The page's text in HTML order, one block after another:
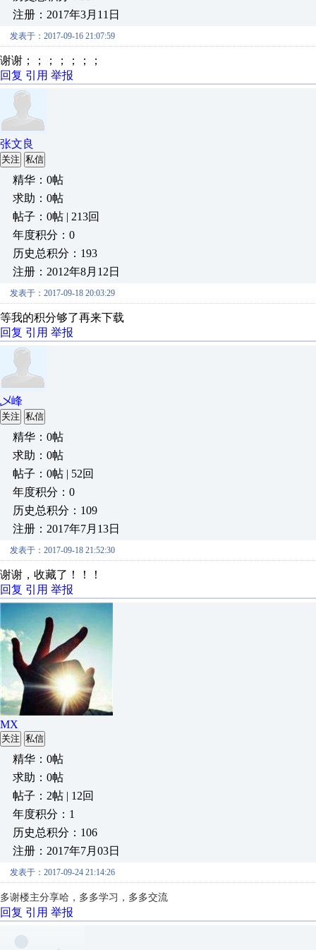
注册：2017年3月11日
发表于：2017-09-16 21:07:59
谢谢；；；；；；；
回复 引用 举报
张文良
关注 私信
精华：0帖
求助：0帖
帖子：0帖 | 213回
年度积分：0
历史总积分：193
注册：2012年8月12日
发表于：2017-09-18 20:03:29
等我的积分够了再来下载
回复 引用 举报
乄峰
关注 私信
精华：0帖
求助：0帖
帖子：0帖 | 52回
年度积分：0
历史总积分：109
注册：2017年7月13日
发表于：2017-09-18 21:52:30
谢谢，收藏了！！！
回复 引用 举报
MX
关注 私信
精华：0帖
求助：0帖
帖子：2帖 | 12回
年度积分：1
历史总积分：106
注册：2017年7月03日
发表于：2017-09-24 21:14:26
多谢楼主分享哈，多多学习，多多交流
回复 引用 举报